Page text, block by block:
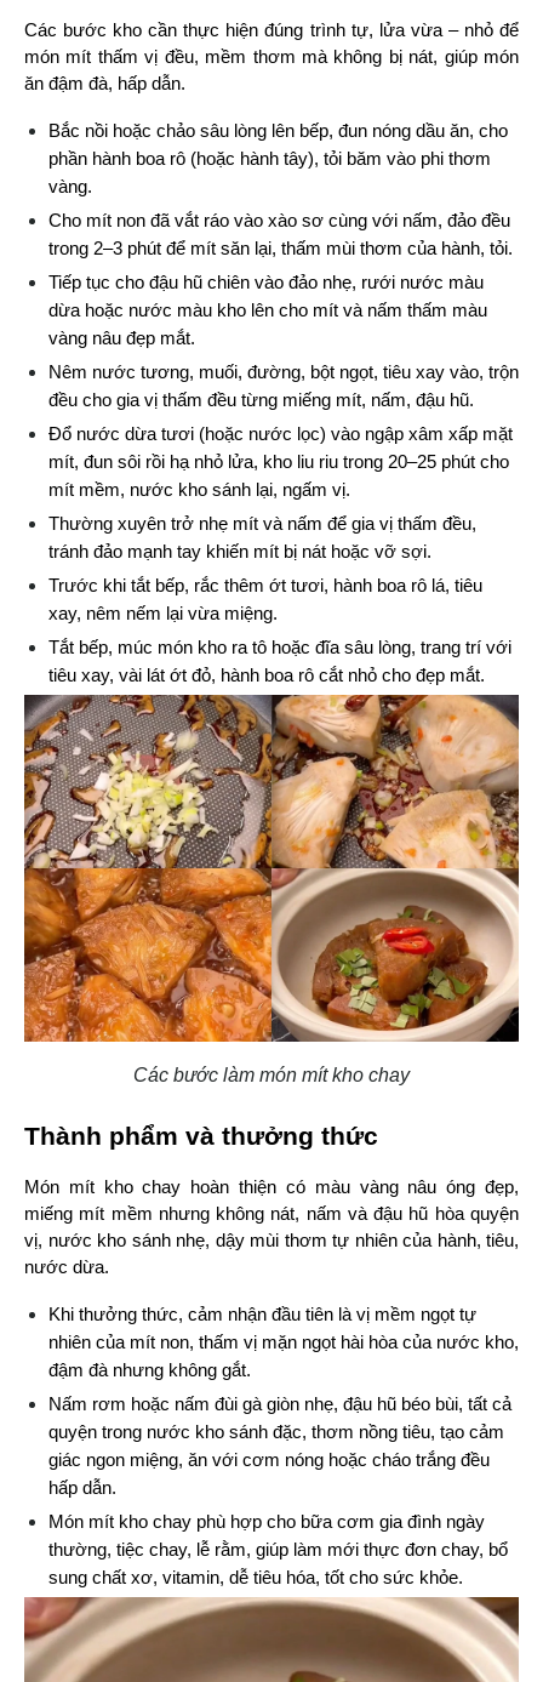
Các bước kho cần thực hiện đúng trình tự, lửa vừa – nhỏ để
món mít thấm vị đều, mềm thơm mà không bị nát, giúp món
ăn đậm đà, hấp dẫn.
Bắc nồi hoặc chảo sâu lòng lên bếp, đun nóng dầu ăn, cho
phần hành boa rô (hoặc hành tây), tỏi băm vào phi thơm
vàng.
Cho mít non đã vắt ráo vào xào sơ cùng với nấm, đảo đều
trong 2–3 phút để mít săn lại, thấm mùi thơm của hành, tỏi.
Tiếp tục cho đậu hũ chiên vào đảo nhẹ, rưới nước màu
dừa hoặc nước màu kho lên cho mít và nấm thấm màu
vàng nâu đẹp mắt.
Nêm nước tương, muối, đường, bột ngọt, tiêu xay vào, trộn
đều cho gia vị thấm đều từng miếng mít, nấm, đậu hũ.
Đổ nước dừa tươi (hoặc nước lọc) vào ngập xâm xấp mặt
mít, đun sôi rồi hạ nhỏ lửa, kho liu riu trong 20–25 phút cho
mít mềm, nước kho sánh lại, ngấm vị.
Thường xuyên trở nhẹ mít và nấm để gia vị thấm đều,
tránh đảo mạnh tay khiến mít bị nát hoặc vỡ sợi.
Trước khi tắt bếp, rắc thêm ớt tươi, hành boa rô lá, tiêu
xay, nêm nếm lại vừa miệng.
Tắt bếp, múc món kho ra tô hoặc đĩa sâu lòng, trang trí với
tiêu xay, vài lát ớt đỏ, hành boa rô cắt nhỏ cho đẹp mắt.
Các bước làm món mít kho chay
Thành phẩm và thưởng thức
Món mít kho chay hoàn thiện có màu vàng nâu óng đẹp,
miếng mít mềm nhưng không nát, nấm và đậu hũ hòa quyện
vị, nước kho sánh nhẹ, dậy mùi thơm tự nhiên của hành, tiêu,
nước dừa.
Khi thưởng thức, cảm nhận đầu tiên là vị mềm ngọt tự
nhiên của mít non, thấm vị mặn ngọt hài hòa của nước kho,
đậm đà nhưng không gắt.
Nấm rơm hoặc nấm đùi gà giòn nhẹ, đậu hũ béo bùi, tất cả
quyện trong nước kho sánh đặc, thơm nồng tiêu, tạo cảm
giác ngon miệng, ăn với cơm nóng hoặc cháo trắng đều
hấp dẫn.
Món mít kho chay phù hợp cho bữa cơm gia đình ngày
thường, tiệc chay, lễ rằm, giúp làm mới thực đơn chay, bổ
sung chất xơ, vitamin, dễ tiêu hóa, tốt cho sức khỏe.